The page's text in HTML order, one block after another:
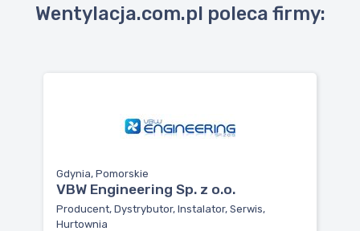
Wentylacja.com.pl poleca firmy:
Gdynia, Pomorskie
VBW Engineering Sp. z o.o.
Producent, Dystrybutor, Instalator, Serwis,
Hurtownia